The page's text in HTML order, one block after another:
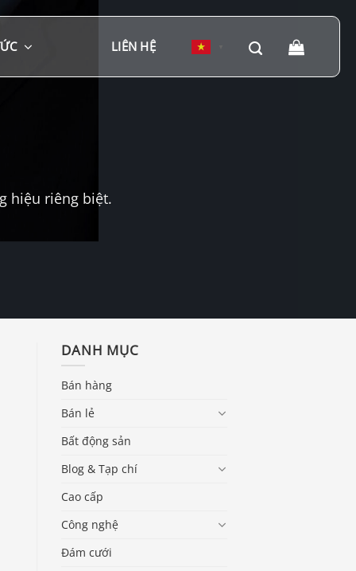
LIÊN HỆ
hiệu riêng biệt.
DANH MỤC
Bán hàng
Bán lẻ
Bất động sản
Blog & Tạp chí
Cao cấp
Công nghệ
Đám cưới